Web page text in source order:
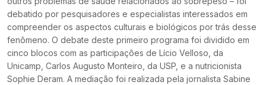
debatido por pesquisadores e especialistas interessados em
compreender os aspectos culturais e biológicos por trás desse
fenômeno. O debate deste primeiro programa foi dividido em
cinco blocos com as participações de Lício Velloso, da
Unicamp, Carlos Augusto Monteiro, da USP, e a nutricionista
Sophie Deram. A mediação foi realizada pela jornalista Sabine